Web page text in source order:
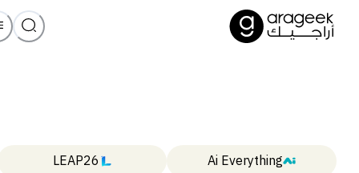
Ai Everything
LEAP26